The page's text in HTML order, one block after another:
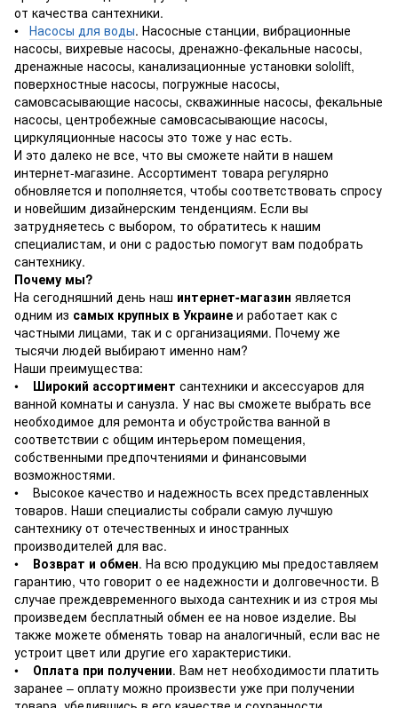
от качества сантехники.
• Насосы для воды. Насосные станции, вибрационные
насосы, вихревые насосы, дренажно-фекальные насосы,
дренажные насосы, канализационные установки sololift,
поверхностные насосы, погружные насосы,
самовсасывающие насосы, скважинные насосы, фекальные
насосы, центробежные самовсасывающие насосы,
циркуляционные насосы это тоже у нас есть.
И это далеко не все, что вы сможете найти в нашем
интернет-магазине. Ассортимент товара регулярно
обновляется и пополняется, чтобы соответствовать спросу
и новейшим дизайнерским тенденциям. Если вы
затрудняетесь с выбором, то обратитесь к нашим
специалистам, и они с радостью помогут вам подобрать
сантехнику.
Почему мы?
На сегодняшний день наш интернет-магазин является
одним из самых крупных в Украине и работает как с
частными лицами, так и с организациями. Почему же
тысячи людей выбирают именно нам?
Наши преимущества:
• Широкий ассортимент сантехники и аксессуаров для
ванной комнаты и санузла. У нас вы сможете выбрать все
необходимое для ремонта и обустройства ванной в
соответствии с общим интерьером помещения,
собственными предпочтениями и финансовыми
возможностями.
• Высокое качество и надежность всех представленных
товаров. Наши специалисты собрали самую лучшую
сантехнику от отечественных и иностранных
производителей для вас.
• Возврат и обмен. На всю продукцию мы предоставляем
гарантию, что говорит о ее надежности и долговечности. В
случае преждевременного выхода сантехник и из строя мы
произведем бесплатный обмен ее на новое изделие. Вы
также можете обменять товар на аналогичный, если вас не
устроит цвет или другие его характеристики.
•
Оплата при получении. Вам нет необходимости платить
заранее – оплату можно произвести уже при получении